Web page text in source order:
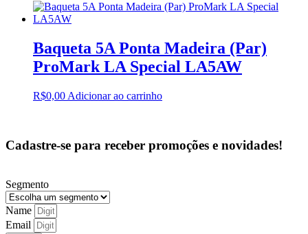
Baqueta 5A Ponta Madeira (Par)
ProMark LA Special LA5AW
R$0,00 Adicionar ao carrinho
Cadastre-se para receber promoções e novidades!
Segmento
Name
Email